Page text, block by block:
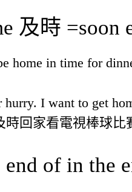
及時 =soon
home in time for
hurry. I want to get
時回家看電視棒球
end of in the